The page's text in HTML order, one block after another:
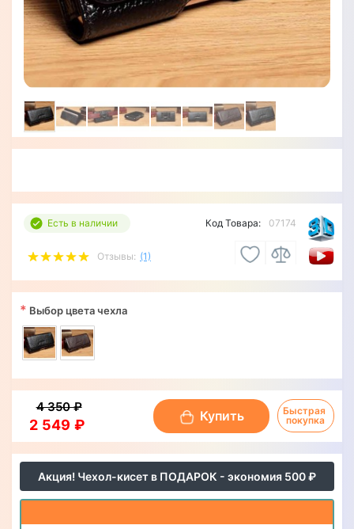
Есть в наличии
Отзывы: (1)
Код Товара: 07174
Акция! Чехол-кисет в ПОДАРОК - экономия 500 ₽
* Выбор цвета чехла
2 549 ₽
4 350 ₽
Купить
Быстрая
покупка